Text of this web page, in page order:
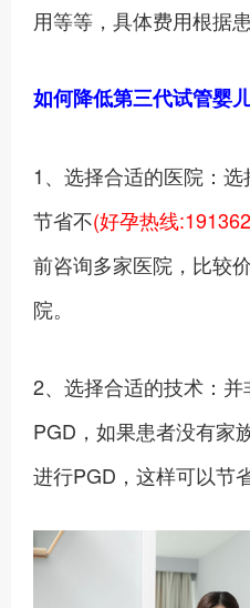
用等等，具体费用根据
如何降低第三代试管婴
1、选择合适的医院：
节省不(好孕热线
前咨询多家医院，比较
院。
2、选择合适的技术：
PGD，如果患者没有家
进行PGD，这样可以节